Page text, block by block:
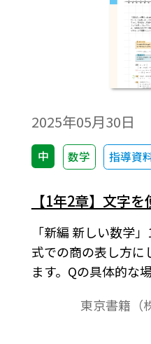
2025年05月30日
中 数学 指導資
【1年2章】文字
「新編 新しい数学
式での商の表し方に
ます。Qの具体的な
っています。最初
東京書籍